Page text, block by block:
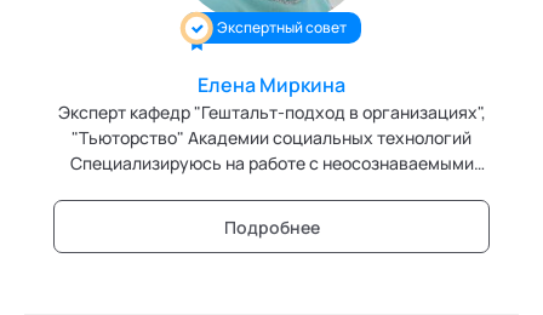
Экспертный совет
Елена Миркина
Эксперт кафедр "Гештальт-подход в организациях",
"Тьюторство" Академии социальных технологий
Специализируюсь на работе с неосознаваемыми
Подробнее